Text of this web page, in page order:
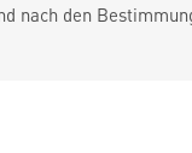
nach den